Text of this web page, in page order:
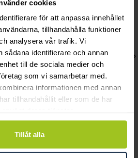
cookies
för att anpassa innehållet
tillhandahålla funktioner
analysera vår trafik. Vi
sådana identifierare och annan
till de sociala medier och
som vi samarbetar med.
informationen med annan
tillhandahållit eller som de har
Tillåt alla
August
Heavy rings förgyllt
halsband